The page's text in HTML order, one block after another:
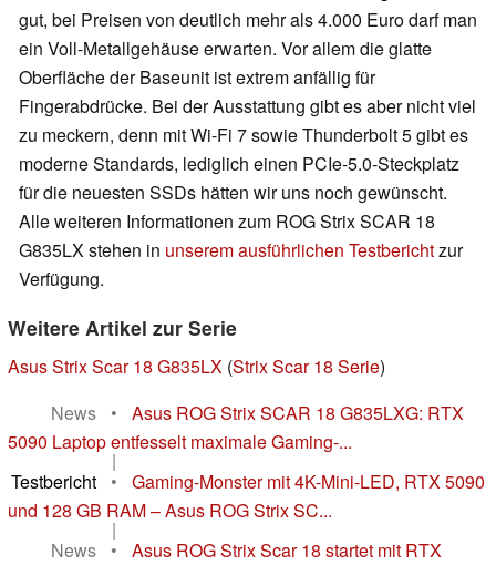
gut, bei Preisen von deutlich mehr als 4.000 Euro darf man
ein Voll-Metallgehäuse erwarten. Vor allem die glatte
Oberfläche der Baseunit ist extrem anfällig für
Fingerabdrücke. Bei der Ausstattung gibt es aber nicht viel
zu meckern, denn mit Wi-Fi 7 sowie Thunderbolt 5 gibt es
moderne Standards, lediglich einen PCIe-5.0-Steckplatz
für die neuesten SSDs hätten wir uns noch gewünscht.
Alle weiteren Informationen zum ROG Strix SCAR 18
G835LX stehen in unserem ausführlichen Testberichtzur
Verfügung.
Weitere Artikel zur Serie
Asus Strix Scar 18 G835LX (Strix Scar 18 Serie)
News
•
Asus ROG Strix SCAR 18 G835LXG: RTX
5090 Laptop entfesselt maximale Gaming-...
|
Testbericht
•
Gaming-Monster mit 4K-Mini-LED, RTX 5090
und 128 GB RAM – Asus ROG Strix SC...
|
News
•
Asus ROG Strix Scar 18 startet mit RTX